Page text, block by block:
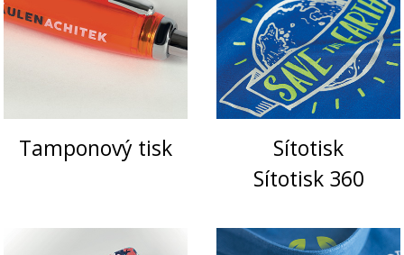
Volný
Tamponový tisk
Sítotisk
Sítotisk 360